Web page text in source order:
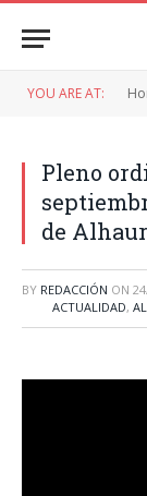
YOU ARE AT:
Pleno
de
BY REDACCIÓN ON
ACTUALIDAD,